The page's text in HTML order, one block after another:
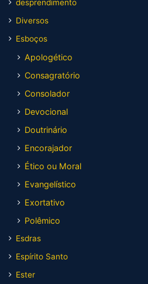
desprendimento
Diversos
Esboços
Apologético
Consagratório
Consolador
Devocional
Doutrinário
Encorajador
Ético ou Moral
Evangelístico
Exortativo
Polêmico
Esdras
Espírito Santo
Ester